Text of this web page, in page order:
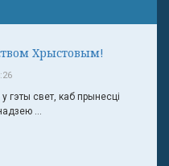
Хрыстовым!
гэты свет, каб прынесці
...